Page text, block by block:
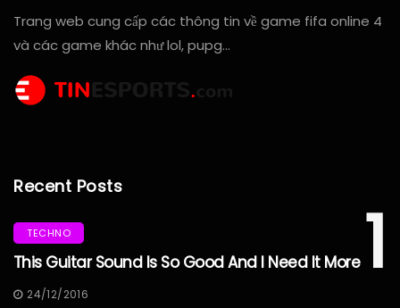
Trang web cung cấp các thông tin về game fifa online 4
và các game khác như lol, pupg…
Recent Posts
1
TECHNO
This Guitar Sound Is So Good And I Need It More
24/12/2016